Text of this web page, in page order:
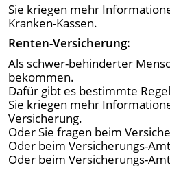
Sie kriegen mehr
Kranken-Kassen.
Renten-Versicherung:
Als schwer-behinderter
bekommen.
Dafür gibt es bestimmte
Sie kriegen mehr
Versicherung.
Oder Sie fragen beim
Oder beim Versicherungs-
Oder beim Versicherungs-